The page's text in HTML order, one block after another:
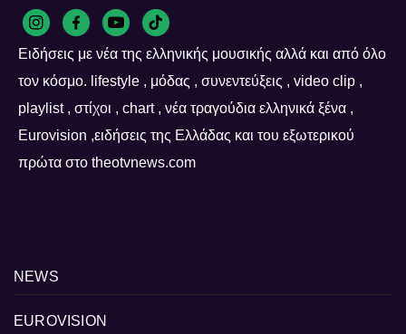
Ειδήσεις με νέα της ελληνικής μουσικής αλλά και από όλο
τον κόσμο. lifestyle , μόδας , συνεντεύξεις , video clip ,
playlist , στίχοι , chart , νέα τραγούδια ελληνικά ξένα ,
Eurovision ,ειδήσεις της Ελλάδας και του εξωτερικού
πρώτα στο theotvnews.com
NEWS
EUROVISION